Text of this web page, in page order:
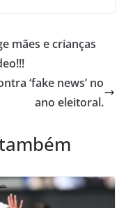
mães e crianças
‘fake news’ no
ano eleitoral.